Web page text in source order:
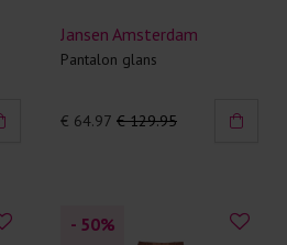
Jansen Amsterdam
Pantalon glans
€ 64.97 € 129.95
- 50%